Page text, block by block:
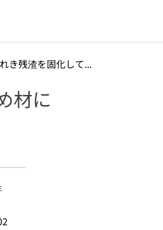
き残渣を固化して...
材に